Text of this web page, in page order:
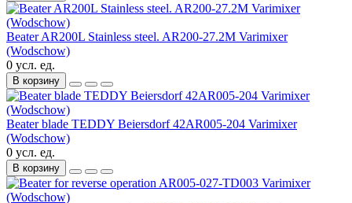
Beater AR200L Stainless steel. AR200-27.2M Varimixer
(Wodschow)
0 усл. ед.
В корзину
Beater blade TEDDY Beiersdorf 42AR005-204 Varimixer
(Wodschow)
0 усл. ед.
В корзину